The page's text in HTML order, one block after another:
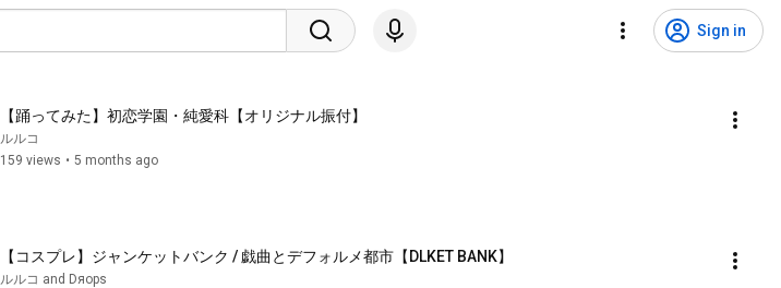
Sign in
【踊ってみた】初恋学園・純愛科【オリジナル振付】
ルルコ
159 views • 5 months ago
【コスプレ】ジャンケットバンク / 戯曲とデフォルメ都市【DLKET BANK】
ルルコ and Dяops